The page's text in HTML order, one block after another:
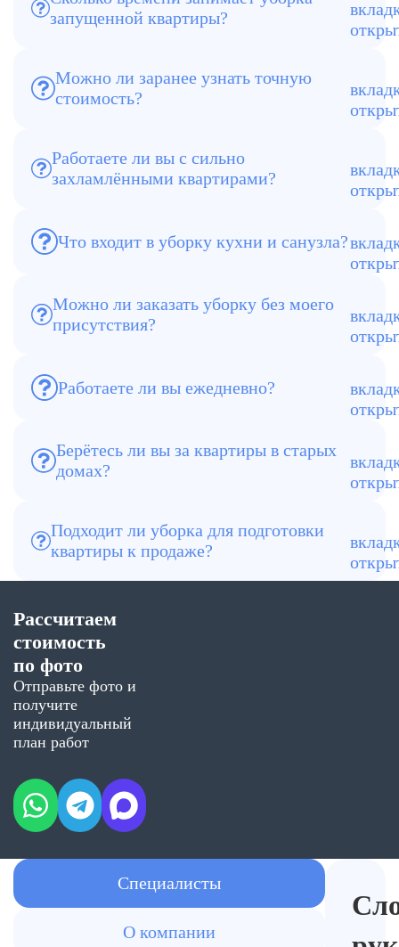
запущенной квартиры?
В среднем от 6 до 12 часов, в
зависимости от площади и степени
Можно ли заранее узнать точную
стоимость?
Да, менеджер рассчитывает и фиксирует
Работаете ли вы с сильно
захламлёнными квартирами?
Да, это одно из наших профильных
Что входит в уборку кухни и санузла?
Очистка поверхностей, раковин,
унитаза, душевой кабины, плитки,
Можно ли заказать уборку без моего
присутствия?
Да, вы можете передать ключи и
Работаете ли вы ежедневно?
Да, без выходных
Берётесь ли вы за квартиры в старых
домах?
Да, мы регулярно работаем с таким
Подходит ли уборка для подготовки
квартиры к продаже?
Да, это одна из самых частых причин
Рассчитаем
стоимость
по фото
Отправьте фото и
получите
индивидуальный
план работ
Специалисты
О компании